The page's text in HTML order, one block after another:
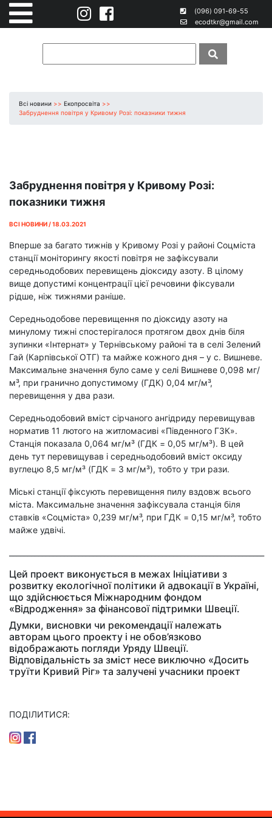
(096) 091-69-55
ecodtkr@gmail.com
Всі новини >> Екопросвіта >>
Забруднення повітря у Кривому Розі: показники тижня
Забруднення повітря у Кривому Розі:
показники тижня
ВСІ НОВИНИ / 18.03.2021
Вперше за багато тижнів у Кривому Розі у районі Соцміста
станції моніторингу якості повітря не зафіксували
середньодобових перевищень діоксиду азоту. В цілому
вище допустимі концентрації цієї речовини фіксували
рідше, ніж тижнями раніше.
Середньодобове перевищення по діоксиду азоту на
минулому тижні спостерігалося протягом двох днів біля
зупинки «Інтернат» у Тернівському районі та в селі Зелений
Гай (Карпівської ОТГ) та майже кожного дня – у с. Вишневе.
Максимальне значення було саме у селі Вишневе 0,098 мг/
м³, при гранично допустимому (ГДК) 0,04 мг/м³,
перевищення у два рази.
Середньодобовий вміст сірчаного ангідриду перевищував
норматив 11 лютого на житломасиві «Південного ГЗК».
Станція показала 0,064 мг/м³ (ГДК = 0,05 мг/м³). В цей
день тут перевищував і середньодобовий вміст оксиду
вуглецю 8,5 мг/м³ (ГДК = 3 мг/м³), тобто у три рази.
Міські станції фіксують перевищення пилу вздовж всього
міста. Максимальне значення зафіксувала станція біля
ставків «Соцміста» 0,239 мг/м³, при ГДК = 0,15 мг/м³, тобто
майже удвічі.
Цей проект виконується в межах Ініціативи з
розвитку екологічної політики й адвокації в Україні,
що здійснюється Міжнародним фондом
«Відродження» за фінансової підтримки Швеції.
Думки, висновки чи рекомендації належать
авторам цього проекту і не обов’язково
відображають погляди Уряду Швеції.
Відповідальність за зміст несе виключно «Досить
труїти Кривий Ріг» та залучені учасники проект
ПОДІЛИТИСЯ: